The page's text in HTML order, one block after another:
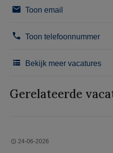
Toon email
Toon telefoonnummer
Bekijk meer vacatures
Gerelateerde
24-06-2026